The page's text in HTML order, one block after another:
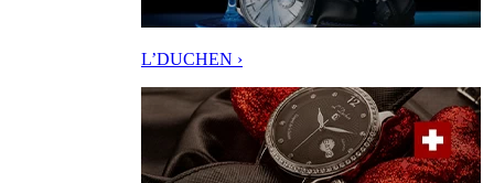
L’DUCHEN ›